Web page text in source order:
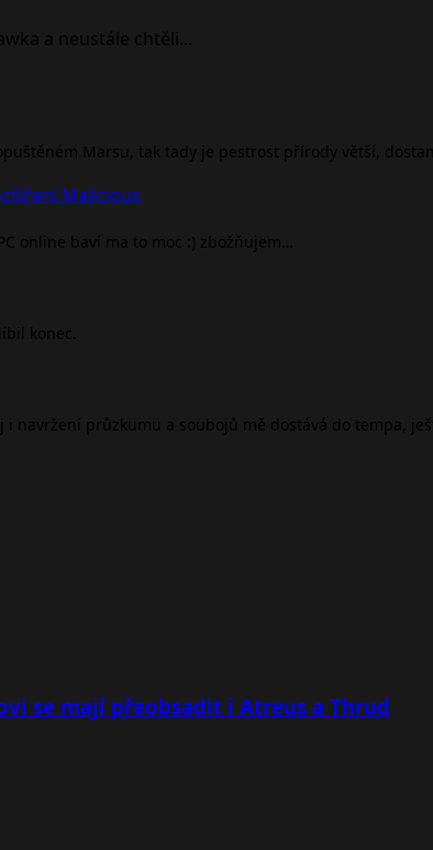
a neustále chtěli...
Marsu, tak tady je pestrost přírody větší,
Malicious
online baví ma to moc :) zbožňujem…
konec.
navržení průzkumu a soubojů mě dostává do tempa,
se mají přeobsadit i Atreus a Thrud